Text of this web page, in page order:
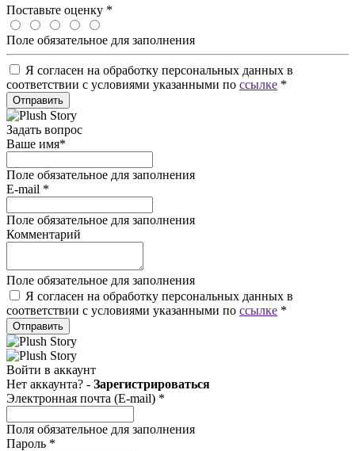
Поставьте оценку *
Поле обязательное для заполнения
Я согласен на обработку персональных данных в
соответствии с условиями указанными по ссылке *
Отправить
Задать вопрос
Ваше имя*
Поле обязательное для заполнения
E-mail *
Поле обязательное для заполнения
Комментарий
Поле обязательное для заполнения
Я согласен на обработку персональных данных в
соответствии с условиями указанными по ссылке *
Отправить
Войти в аккаунт
Нет аккаунта? - Зарегистрироваться
Электронная почта (E-mail) *
Поля обязательное для заполнения
Пароль *